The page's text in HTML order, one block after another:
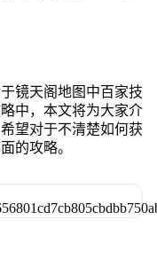
镜天阁地图中百家技
中，本文将为大家介
望对于不清楚如何获
的攻略。